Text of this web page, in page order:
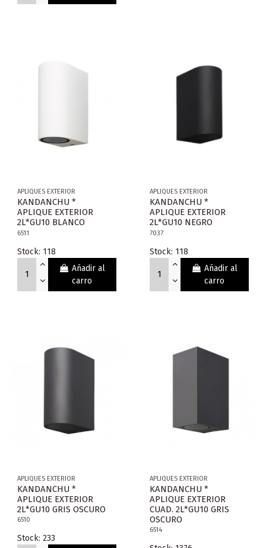
APLIQUES EXTERIOR
KANDANCHU *
APLIQUE EXTERIOR
2L*GU10 BLANCO
6511
Stock: 118
Añadir al
carro
APLIQUES EXTERIOR
KANDANCHU *
APLIQUE EXTERIOR
2L*GU10 NEGRO
7037
Stock: 118
Añadir al
carro
APLIQUES EXTERIOR
KANDANCHU *
APLIQUE EXTERIOR
2L*GU10 GRIS OSCURO
6510
Stock: 233
APLIQUES EXTERIOR
KANDANCHU *
APLIQUE EXTERIOR
CUAD. 2L*GU10 GRIS
OSCURO
6514